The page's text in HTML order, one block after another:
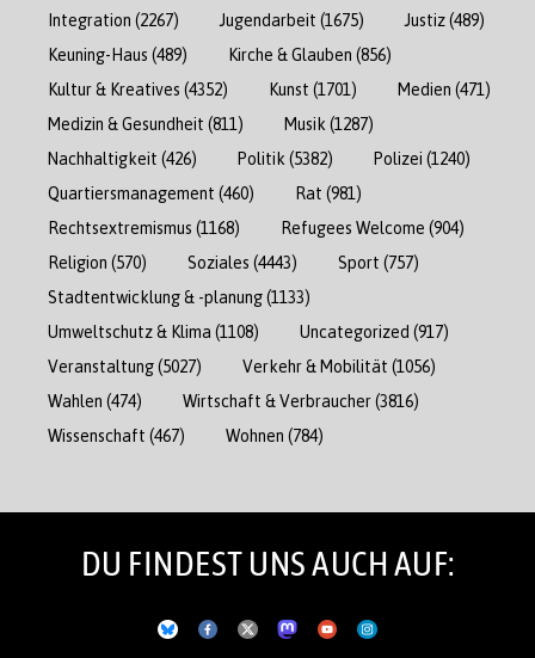
Integration (2267) Jugendarbeit (1675) Justiz(489)
Keuning-Haus (489) Kirche & Glauben (856)
Kultur & Kreatives (4352) Kunst (1701) Medien (471)
Medizin & Gesundheit (811) Musik (1287)
Nachhaltigkeit (426) Politik (5382) Polizei (1240)
Quartiersmanagement (460) Rat (981)
Rechtsextremismus (1168) Refugees Welcome (904)
Religion (570) Soziales (4443) Sport (757)
Stadtentwicklung & -planung(1133)
Umweltschutz & Klima (1108) Uncategorized (917)
Veranstaltung(5027) Verkehr & Mobilität (1056)
Wahlen (474) Wirtschaft & Verbraucher(3816)
Wissenschaft (467) Wohnen (784)
DU FINDEST UNS AUCH AUF: